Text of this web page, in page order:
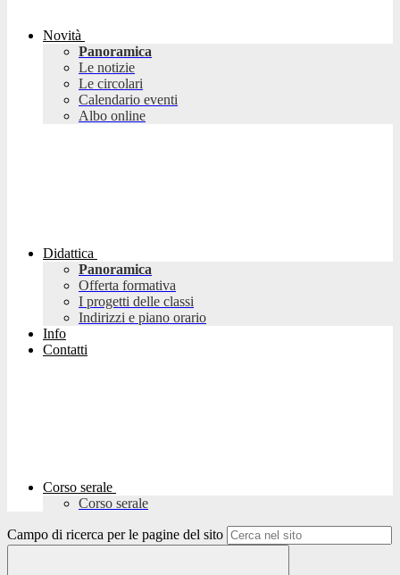
Novità
Panoramica
Le notizie
Le circolari
Calendario eventi
Albo online
Didattica
Panoramica
Offerta formativa
I progetti delle classi
Indirizzi e piano orario
Info
Contatti
Corso serale
Corso serale
Campo di ricerca per le pagine del sito